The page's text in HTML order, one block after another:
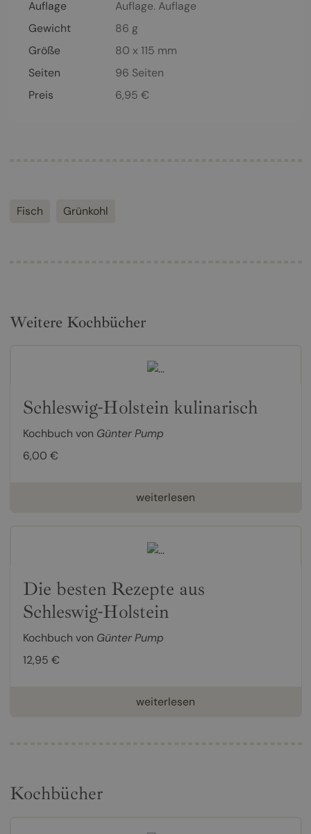
Auflage
Auflage. Auflage
Gewicht
86 g
Größe
80 x 115 mm
Seiten
96 Seiten
Preis
6,95 €
Fisch Grünkohl
Weitere Kochbücher
Schleswig-Holstein kulinarisch
Kochbuch von Günter Pump
6,00 €
weiterlesen
Die besten Rezepte aus
Schleswig-Holstein
Kochbuch von Günter Pump
12,95 €
weiterlesen
Kochbücher